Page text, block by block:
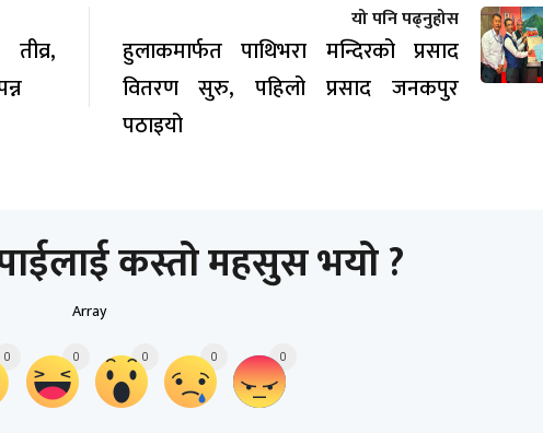
यो पनि पढ्नुहोस
हुलाकमार्फत पाथिभरा मन्दिरको प्रसाद
वितरण सुरु, पहिलो प्रसाद जनकपुर
पठाइयो
कस्तो महसुस भयो ?
Array
0 0 0 0 0